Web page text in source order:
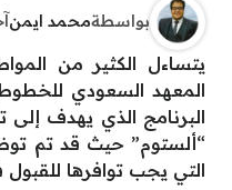
بواسطةمحمد ايمن
يتساءل الكثير من
المعهد السعودي
البرنامج الذي يهدف
“ألستوم” حيث قد تم
التي يجب توافرها للقبول